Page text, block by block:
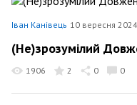
Іван Канівець 10 вересня
(Не)зрозумілий
1906 2 0 0